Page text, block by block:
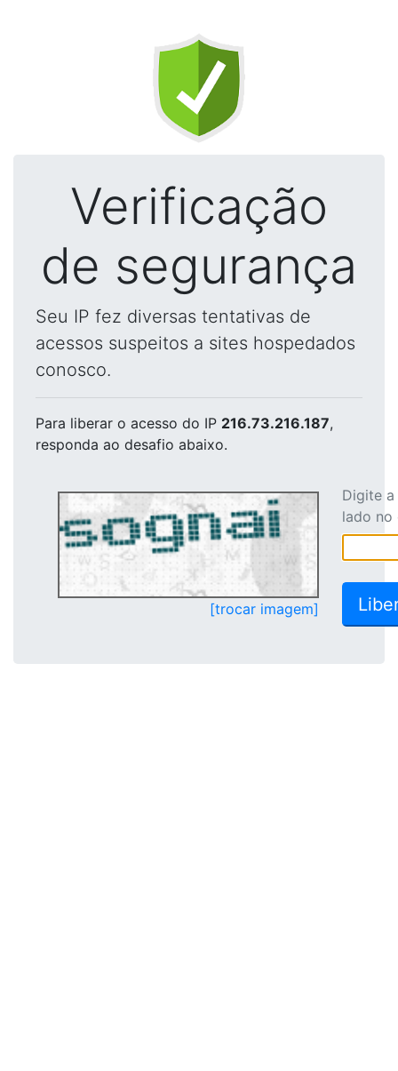
Verificação
de segurança
Seu IP fez diversas tentativas de
acessos suspeitos a sites hospedados
conosco.
Para liberar o acesso do IP 216.73.216.187,
responda ao desafio abaixo.
[trocar imagem]
Digite
lado no